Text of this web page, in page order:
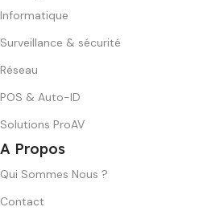
Informatique
Surveillance & sécurité
Réseau
POS & Auto-ID
Solutions ProAV
A Propos
Qui Sommes Nous ?
Contact